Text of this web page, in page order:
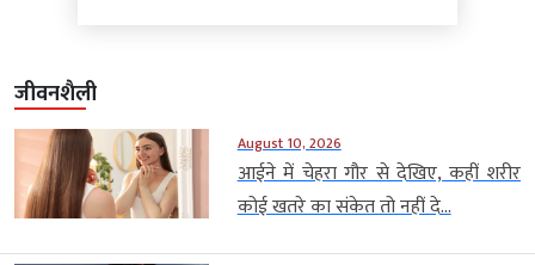
जीवनशैली
August 10, 2026
आईने में चेहरा गौर से देखिए, कहीं शरीर
कोई खतरे का संकेत तो नहीं दे...